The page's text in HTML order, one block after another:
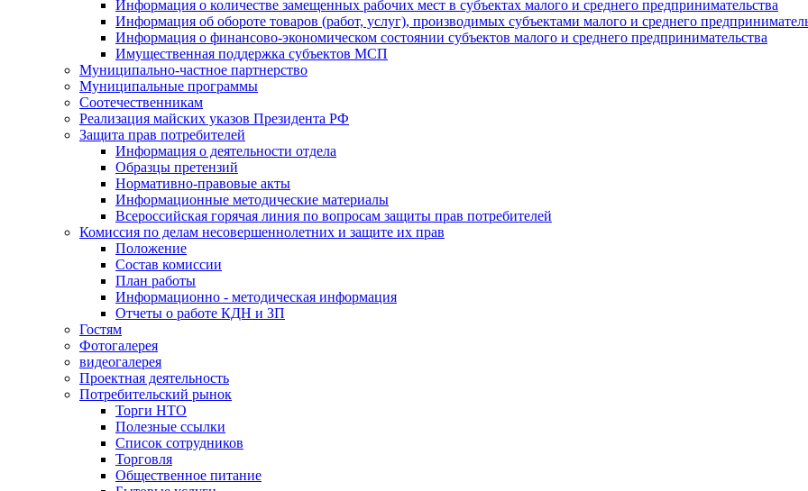
Информация о количестве замещенных рабочих мест в субъектах малого и среднего предпринимательства
Информация об обороте товаров (работ, услуг), производимых субъектами малого и среднего
Информация о финансово-экономическом состоянии субъектов малого и среднего предпринимательства
Имущественная поддержка субъектов МСП
Муниципально-частное партнерство
Муниципальные программы
Соотечественникам
Реализация майских указов Президента РФ
Защита прав потребителей
Информация о деятельности отдела
Образцы претензий
Нормативно-правовые акты
Информационные методические материалы
Всероссийская горячая линия по вопросам защиты прав потребителей
Комиссия по делам несовершеннолетних и защите их прав
Положение
Состав комиссии
План работы
Информационно - методическая информация
Отчеты о работе КДН и ЗП
Гостям
Фотогалерея
видеогалерея
Проектная деятельность
Потребительский рынок
Торги НТО
Полезные ссылки
Список сотрудников
Торговля
Общественное питание